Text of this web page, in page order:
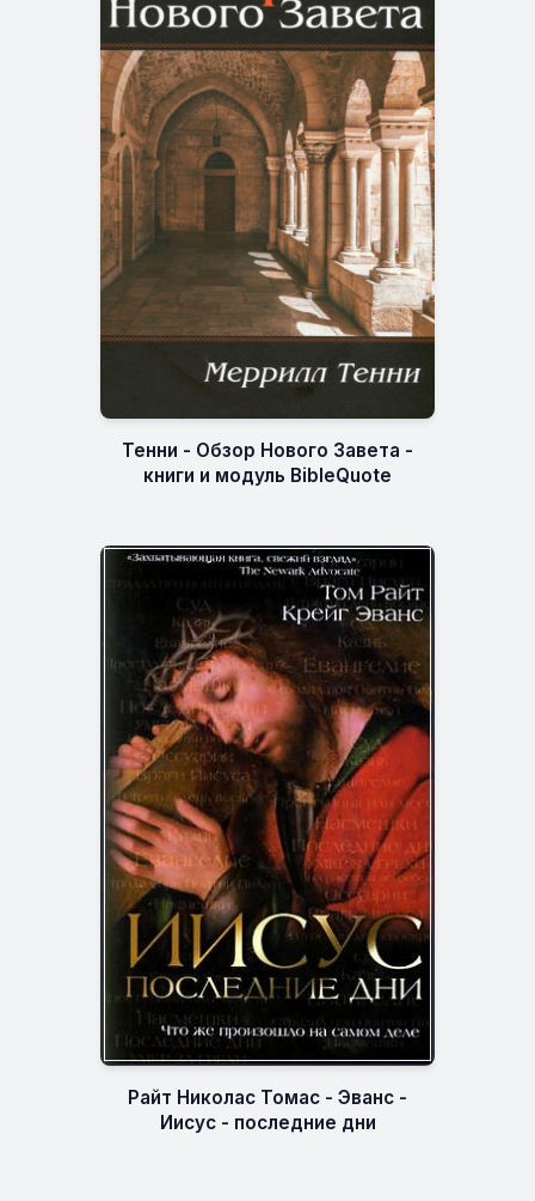
Тенни - Обзор Нового Завета -
книги и модуль BibleQuote
Райт Николас Томас - Эванс -
Иисус - последние дни